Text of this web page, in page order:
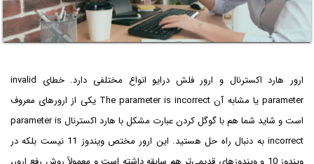
ارور هارد اکسترنال و ارور فلش درایو انواع مختلفی دارد. خطای invalid
parameter یا مشابه آن The parameter is incorrect یکی از ارورهای معروف
است و شاید شما هم با گوگل کردن عبارت مشکل با هارد اکسترنال parameter is
incorrect به دنبال راه حل هستید. این ارور مختص ویندوز 11 نیست بلکه در